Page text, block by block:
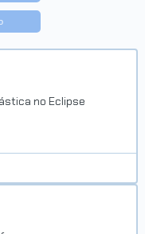
no Eclipse